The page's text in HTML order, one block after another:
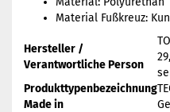
Material Fußkreuz:
Hersteller /
Verantwortliche Person
Produkttypenbezeichnung
Made in